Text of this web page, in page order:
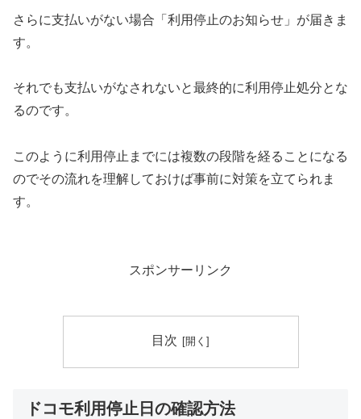
さらに支払いがない場合「利用停止のお知らせ」が届きま
す。
それでも支払いがなされないと最終的に利用停止処分とな
るのです。
このように利用停止までには複数の段階を経ることになる
のでその流れを理解しておけば事前に対策を立てられま
す。
スポンサーリンク
目次
ドコモ利用停止日の確認方法